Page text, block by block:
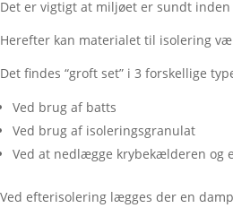
Det er vigtigt at miljøet er sundt
Herefter kan materialet til isolering
Det findes “groft set” i 3 forskellige
Ved brug af batts
Ved brug af isoleringsgranulat
Ved at nedlægge krybekælderen
Ved efterisolering lægges der en